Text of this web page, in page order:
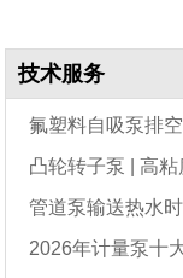
技术服务
氟塑料自吸泵排
凸轮转子泵 | 高
管道泵输送热水
2026年计量泵十